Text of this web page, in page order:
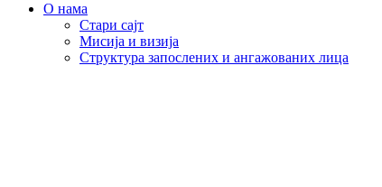
О нама
Стари сајт
Мисија и визија
Структура запослених и ангажованих лица